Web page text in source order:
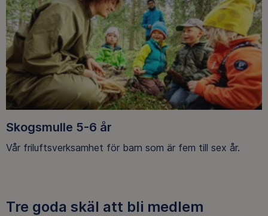
Skogsmulle 5-6 år
Vår friluftsverksamhet för barn som är fem till sex år.
Tre goda skäl att bli medlem